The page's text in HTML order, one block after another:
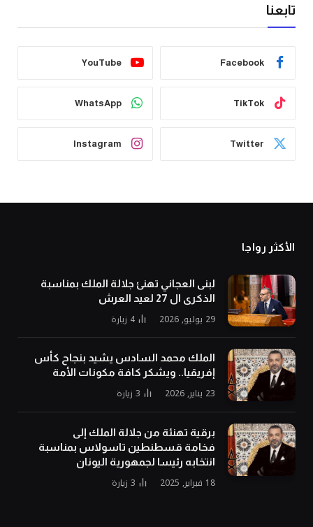
تابعنا
Facebook
YouTube
TikTok
WhatsApp
Twitter
Instagram
الأكثر رواجا
لبنى العجاني تهنئ جلالة الملك بمناسبة
الذكرى ال 27 لعيد العرش
29 يوليو, 2026 4 زيارة
الملك محمد السادس يشيد بنجاح كأس
إفريقيا.. ويشكر كافة مكونات الأمة
23 يناير, 2026 3 زيارة
برقية تهنئة من جلالة الملك إلى
فخامة قسطنطين تاسولاس بمناسبة
انتخابه رئيسا لجمهورية اليونان
18 فبراير, 2025 3 زيارة